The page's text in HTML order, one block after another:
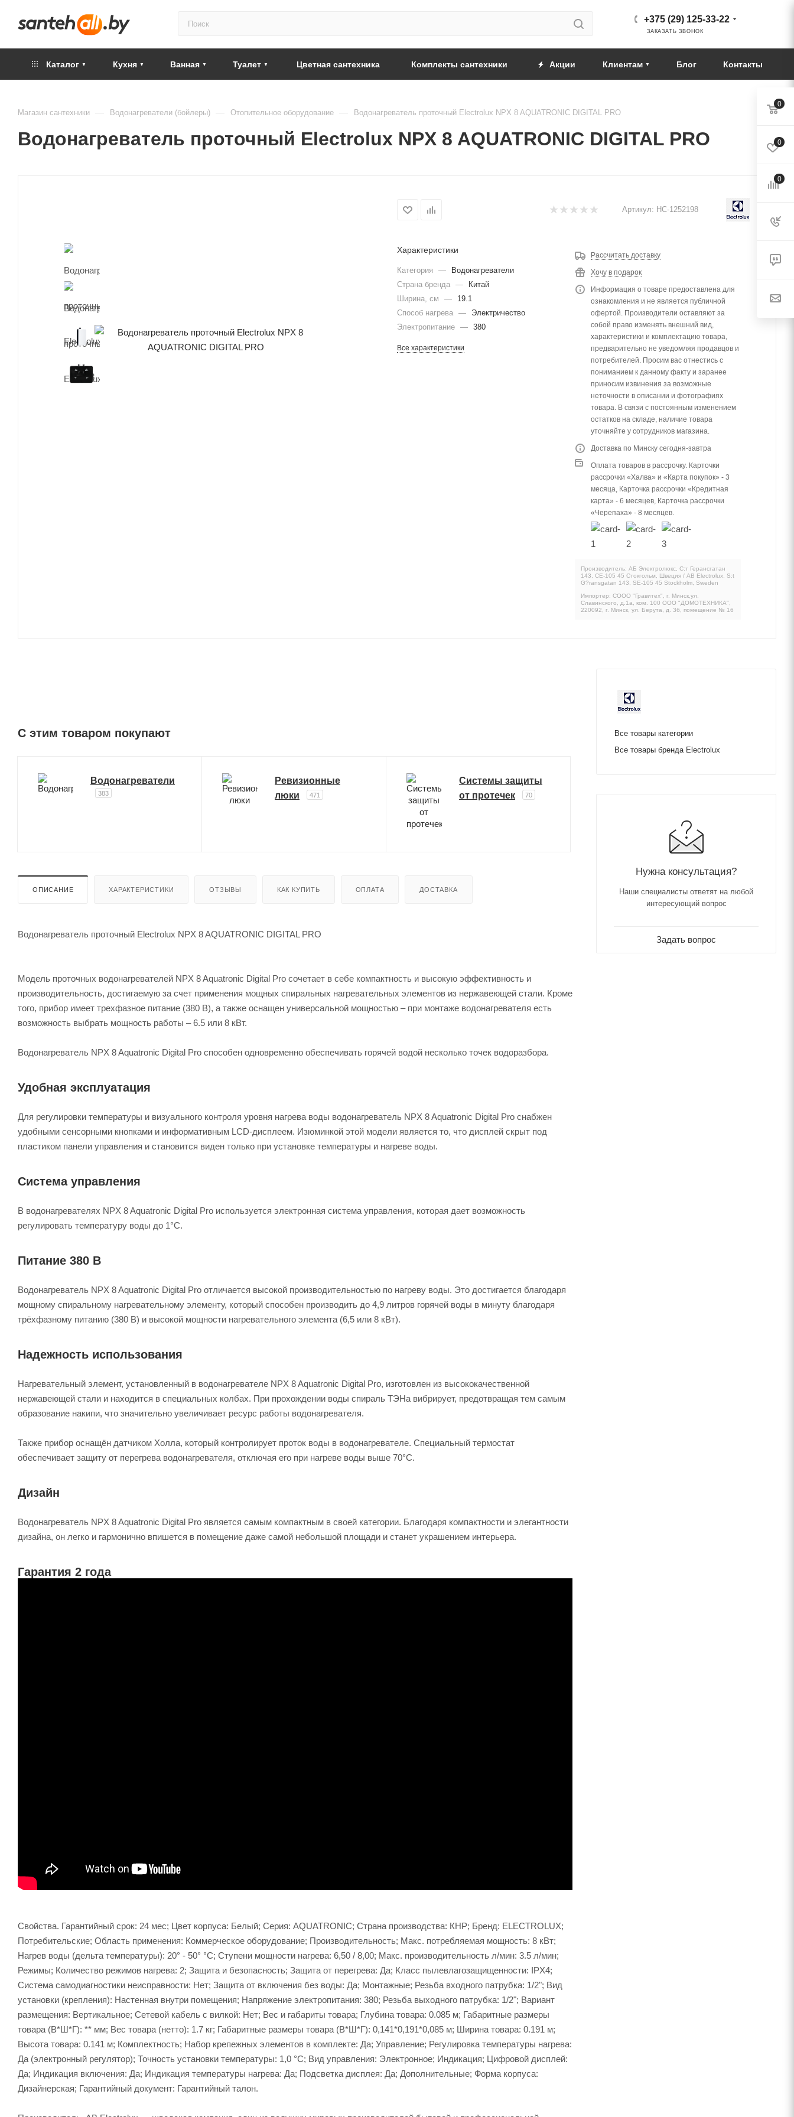
+375 (29) 125-33-22
ЗАКАЗАТЬ ЗВОНОК
Каталог Кухня Ванная Туалет Цветная сантехника Комплекты сантехники Акции Клиентам Блог Контакты
Магазин сантехники — Водонагреватели (бойлеры) — Отопительное оборудование — Водонагреватель проточный Electrolux NPX 8 AQUATRONIC DIGITAL PRO
Водонагреватель проточный Electrolux NPX 8 AQUATRONIC DIGITAL PRO
Артикул: НС-1252198
Характеристики
Категория —
Водонагреватели
Страна бренда —
Китай
Ширина, см
—
19.1
Способ нагрева —
Электричество
Электропитание — 380
Все характеристики
Рассчитать доставку
Хочу в подарок
Информация о товаре предоставлена для
ознакомления и не является публичной
офертой. Производители оставляют за
собой право изменять внешний вид,
характеристики и комплектацию товара,
предварительно не уведомляя продавцов и
потребителей. Просим вас отнестись с
пониманием к данному факту и заранее
приносим извинения за возможные
неточности в описании и фотографиях
товара. В связи с постоянным изменением
остатков на складе, наличие товара
уточняйте у сотрудников магазина.
Доставка по Минску сегодня-завтра
Оплата товаров в рассрочку. Карточки
рассрочки «Халва» и «Карта покупок» - 3
месяца, Карточка рассрочки «Кредитная
карта» - 6 месяцев, Карточка рассрочки
«Черепаха» - 8 месяцев.
Производитель: АБ Электролюкс, С:т Герансгатан
143, СЕ-105 45 Стокгольм, Швеция / AB Electrolux, S:t
G?ransgatan 143, SE-105 45 Stockholm, Sweden
Импортер: СООО "Гравитех", г. Минск,ул.
Славинского, д.1а, ком. 100 ООО "ДОМОТЕХНИКА",
220092, г. Минск, ул. Берута, д. 3б, помещение № 16
C этим товаром покупают
Водонагреватели
383
Ревизионные
люки
471
Системы защиты
от протечек
70
ОПИСАНИЕ ХАРАКТЕРИСТИКИ ОТЗЫВЫ КАК КУПИТЬ ОПЛАТА ДОСТАВКА
Водонагреватель проточный Electrolux NPX 8 AQUATRONIC DIGITAL PRO
Модель проточных водонагревателей NPX 8 Aquatronic Digital Pro сочетает в себе компактность и высокую эффективность и
производительность, достигаемую за счет применения мощных спиральных нагревательных элементов из нержавеющей стали. Кроме
того, прибор имеет трехфазное питание (380 В), а также оснащен универсальной мощностью – при монтаже водонагревателя есть
возможность выбрать мощность работы – 6.5 или 8 кВт.
Водонагреватель NPX 8 Aquatronic Digital Pro способен одновременно обеспечивать горячей водой несколько точек водоразбора.
Удобная эксплуатация
Для регулировки температуры и визуального контроля уровня нагрева воды водонагреватель NPX 8 Aquatronic Digital Pro снабжен
удобными сенсорными кнопками и информативным LCD-дисплеем. Изюминкой этой модели является то, что дисплей скрыт под
пластиком панели управления и становится виден только при установке температуры и нагреве воды.
Система управления
В водонагревателях NPX 8 Aquatronic Digital Pro используется электронная система управления, которая дает возможность
регулировать температуру воды до 1°С.
Питание 380 В
Водонагреватель NPX 8 Aquatronic Digital Pro отличается высокой производительностью по нагреву воды. Это достигается благодаря
мощному спиральному нагревательному элементу, который способен производить до 4,9 литров горячей воды в минуту благодаря
трёхфазному питанию (380 В) и высокой мощности нагревательного элемента (6,5 или 8 кВт).
Надежность использования
Нагревательный элемент, установленный в водонагревателе NPX 8 Aquatronic Digital Pro, изготовлен из высококачественной
нержавеющей стали и находится в специальных колбах. При прохождении воды спираль ТЭНа вибрирует, предотвращая тем самым
образование накипи, что значительно увеличивает ресурс работы водонагревателя.
Также прибор оснащён датчиком Холла, который контролирует проток воды в водонагревателе. Специальный термостат
обеспечивает защиту от перегрева водонагревателя, отключая его при нагреве воды выше 70°C.
Дизайн
Водонагреватель NPX 8 Aquatronic Digital Pro является самым компактным в своей категории. Благодаря компактности и элегантности
дизайна, он легко и гармонично впишется в помещение даже самой небольшой площади и станет украшением интерьера.
Гарантия 2 года
Свойства. Гарантийный срок: 24 мес; Цвет корпуса: Белый; Серия: AQUATRONIC; Страна производства: КНР; Бренд: ELECTROLUX;
Потребительские; Область применения: Коммерческое оборудование; Производительность; Макс. потребляемая мощность: 8 кВт;
Нагрев воды (дельта температуры): 20° - 50° °С; Ступени мощности нагрева: 6,50 / 8,00; Макс. производительность л/мин: 3.5 л/мин;
Режимы; Количество режимов нагрева: 2; Защита и безопасность; Защита от перегрева: Да; Класс пылевлагозащищенности: IPX4;
Система самодиагностики неисправности: Нет; Защита от включения без воды: Да; Монтажные; Резьба входного патрубка: 1/2"; Вид
установки (крепления): Настенная внутри помещения; Напряжение электропитания: 380; Резьба выходного патрубка: 1/2"; Вариант
размещения: Вертикальное; Сетевой кабель с вилкой: Нет; Вес и габариты товара; Глубина товара: 0.085 м; Габаритные размеры
товара (В*Ш*Г): ** мм; Вес товара (нетто): 1.7 кг; Габаритные размеры товара (В*Ш*Г): 0,141*0,191*0,085 м; Ширина товара: 0.191 м;
Высота товара: 0.141 м; Комплектность; Набор крепежных элементов в комплекте: Да; Управление; Регулировка температуры нагрева:
Да (электронный регулятор); Точность установки температуры: 1,0 °С; Вид управления: Электронное; Индикация; Цифровой дисплей:
Да; Индикация включения: Да; Индикация температуры нагрева: Да; Подсветка дисплея: Да; Дополнительные; Форма корпуса:
Дизайнерская; Гарантийный документ: Гарантийный талон.
Все товары категории
Все товары бренда Electrolux
Нужна консультация?
Наши специалисты ответят на любой
интересующий вопрос
Задать вопрос
0
0
0